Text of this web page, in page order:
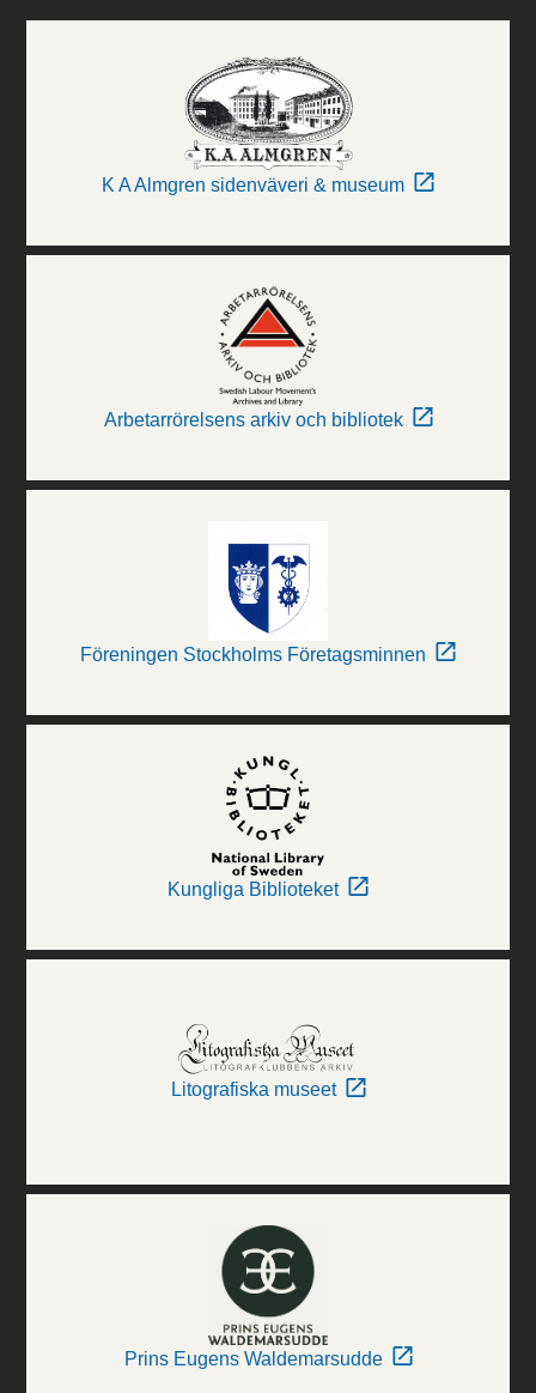
K A Almgren sidenväveri & museum
Arbetarrörelsens arkiv och bibliotek
Föreningen Stockholms Företagsminnen
Kungliga Biblioteket
Litografiska museet
Prins Eugens Waldemarsudde